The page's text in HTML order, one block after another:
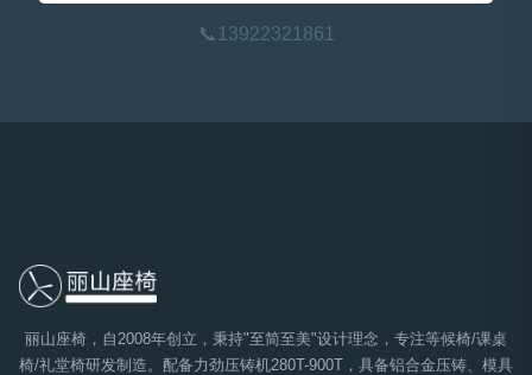
📞 13922321861
丽山座椅，自2008年创立，秉持"至简至美"设计理念，专注等候椅/课桌
椅/礼堂椅研发制造。配备力劲压铸机280T-900T，具备铝合金压铸、模具